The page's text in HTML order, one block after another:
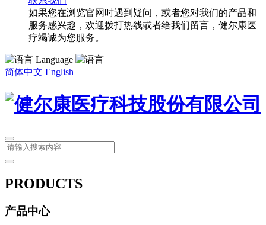
如果您在浏览官网时遇到疑问，或者您对我们的产品和
服务感兴趣，欢迎拨打热线或者给我们留言，健尔康医
疗竭诚为您服务。
Language
简体中文 English
PRODUCTS
产品中心